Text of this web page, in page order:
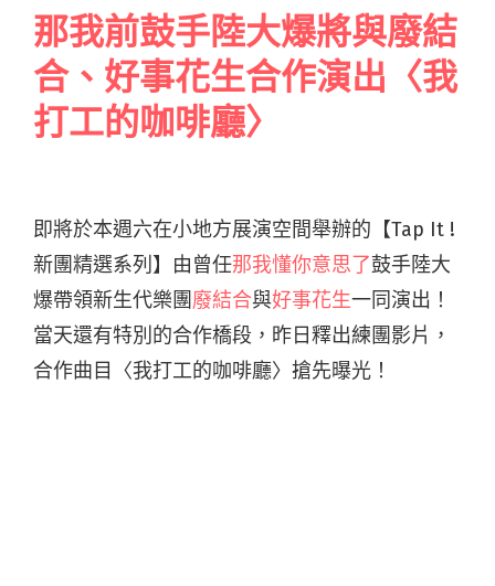
那我前鼓手陸大爆將與廢結
合、好事花生合作演出〈我
打工的咖啡廳〉
即將於本週六在小地方展演空間舉辦的【Tap It !
新團精選系列】由曾任那我懂你意思了鼓手陸大
爆帶領新生代樂團廢結合與好事花生一同演出！
當天還有特別的合作橋段，昨日釋出練團影片，
合作曲目〈我打工的咖啡廳〉搶先曝光！